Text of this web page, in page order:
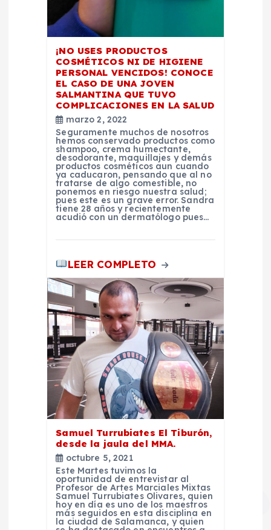
¡NO USES PRODUCTOS
COSMÉTICOS NI DE HIGIENE
PERSONAL VENCIDOS! CONOCE
EL CASO DE UNA JOVEN
SALMANTINA QUE TUVO
COMPLICACIONES EN LA SALUD
marzo 2, 2022
Seguramente muchos de nosotros
hemos conservado productos como
shampoo, crema humectante,
desodorante, maquillajes y demás
productos cosméticos aun cuando
ya caducaron, pensando que al no
tratarse de algo comestible, no
ponemos en riesgo nuestra salud;
pues este es un grave error. Sandra
tiene 28 años y recientemente
acudió con un dermatólogo pues…
LEER COMPLETO
Samuel Turrubiates El Tiburón,
desde la jaula del MMA.
octubre 5, 2021
Este Martes tuvimos la
oportunidad de entrevistar al
Profesor de Artes Marciales Mixtas
Samuel Turrubiates Olivares, quien
hoy en día es uno de los maestros
más seguidos en esta disciplina en
la ciudad de Salamanca, y quien